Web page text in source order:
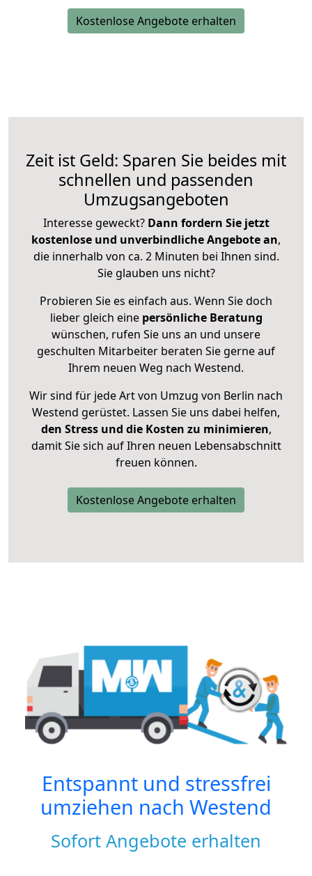
Kostenlose Angebote erhalten
Zeit ist Geld: Sparen Sie beides mit
schnellen und passenden
Umzugsangeboten
Interesse geweckt? Dann fordern Sie jetzt
kostenlose und unverbindliche Angebote an,
die innerhalb von ca. 2 Minuten bei Ihnen sind.
Sie glauben uns nicht?
Probieren Sie es einfach aus. Wenn Sie doch
lieber gleich eine persönliche Beratung
wünschen, rufen Sie uns an und unsere
geschulten Mitarbeiter beraten Sie gerne auf
Ihrem neuen Weg nach Westend.
Wir sind für jede Art von Umzug von Berlin nach
Westend gerüstet. Lassen Sie uns dabei helfen,
den Stress und die Kosten zu minimieren,
damit Sie sich auf Ihren neuen Lebensabschnitt
freuen können.
Kostenlose Angebote erhalten
Entspannt und stressfrei
umziehen nach Westend
Sofort Angebote erhalten